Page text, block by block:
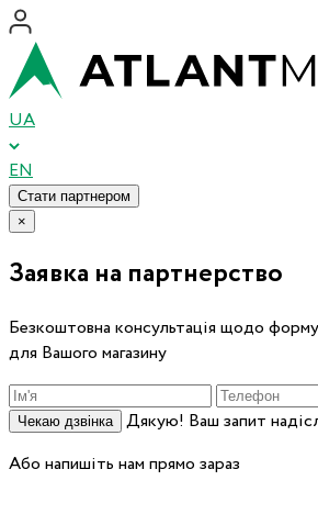
UA
EN
Стати партнером
×
Заявка на партнерство
Безкоштовна консультація щодо
для Вашого магазину
Чекаю дзвінка
Дякую! Ваш запит
Або напишіть нам прямо зараз